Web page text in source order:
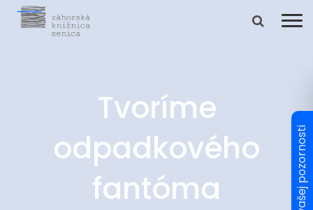
Tvoríme
odpadkového
fantóma